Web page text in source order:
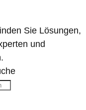
Sie Lösungen,
und